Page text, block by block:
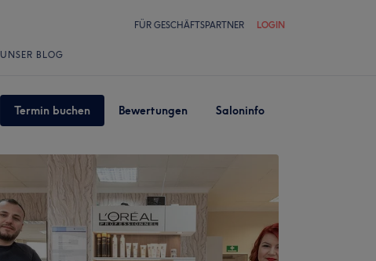
FÜR GESCHÄFTSPARTNER LOGIN
UNSER BLOG
Termin buchen Bewertungen Saloninfo